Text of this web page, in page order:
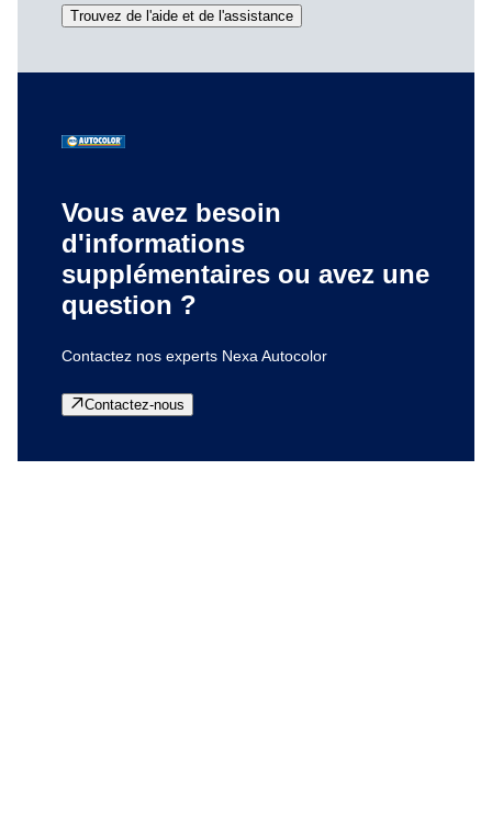
Trouvez de l'aide et de l'assistance
Vous avez besoin
d'informations
supplémentaires ou avez une
question ?
Contactez nos experts Nexa Autocolor
Contactez-nous